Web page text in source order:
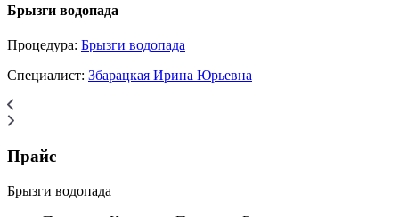
Брызги водопада
Процедура: Брызги водопада
Специалист: Збарацкая Ирина Юрьевна
Прайс
Брызги водопада